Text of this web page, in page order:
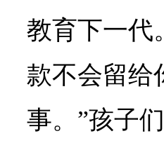
教育下一代
款不会留给
事。”孩子